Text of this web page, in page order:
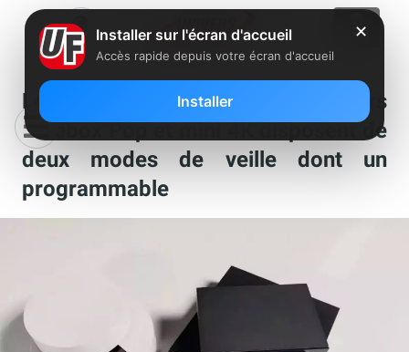
Le saviez-vous ? Les players
Freebox Pop et mini 4K disposent de
deux modes de veille dont un
programmable
✕
Installer sur l'écran d'accueil
Accès rapide depuis votre écran d'accueil
Installer